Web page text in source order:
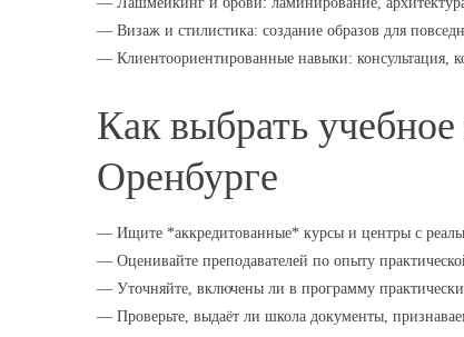
— Визаж и стилистика: создание образов для
— Клиентоориентированные навыки: консультация,
Как выбрать
Оренбурге
— Ищите *аккредитованные* курсы и центры с
— Оценивайте преподавателей по опыту
— Уточняйте, включены ли в программу
— Проверьте, выдаёт ли школа документы,